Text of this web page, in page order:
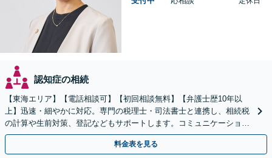
認知症の相続
【東海エリア】【電話相談可】【初回相談無料】【弁護士歴10年以
上】迅速・細やかに対応。専門の税理士・司法書士と連携し、相続税
の計算や生前対策、登記などもサポートします。コミュニケーション
を大事にし、より納得できる解決を目指します。
料金表を見る